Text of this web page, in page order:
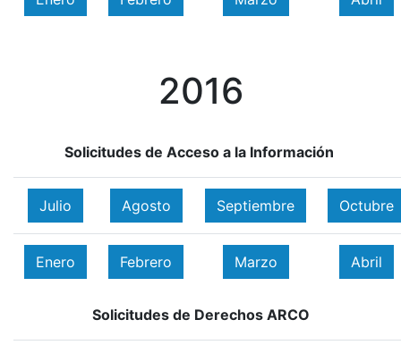
2016
Solicitudes de Acceso a la Información
Julio Agosto Septiembre Octubre
Enero Febrero Marzo Abril
Solicitudes de Derechos ARCO